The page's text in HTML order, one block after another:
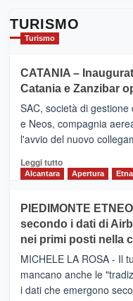
TURISMO
Turismo
CATANIA –
Catania e Zanzibar
SAC, società di
e Neos, compagnia
l'avvio del nuovo
Leggi tuttoLeggi
CATANIA
–
Inaugurato
il
nuovo
collegamento
tra
Alcantara Apertura Etna
PIEDIMONTE
secondo i dati di
nei primi posti nella
MICHELE LA ROSA - Il
mancano anche le
i dati che emergono